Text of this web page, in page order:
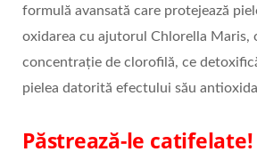
formulă avansată care protejează
oxidarea cu ajutorul Chlorella Maris,
concentrație de clorofilă, ce
pielea datorită efectului său
Păstrează-le catifelate!